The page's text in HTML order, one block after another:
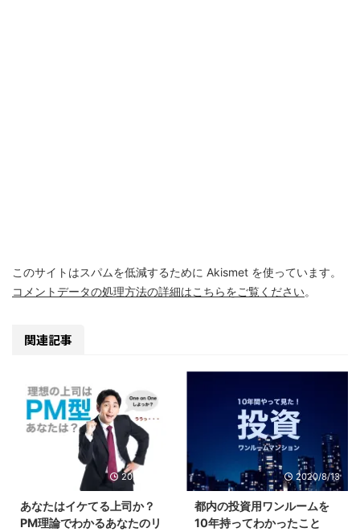
このサイトはスパムを低減するために Akismet を使っています。
コメントデータの処理方法の詳細はこちらをご覧ください。
関連記事
2020/9/10
あなたはイケてる上司か？
PM理論でわかるあなたのリ
2020/8/13
都内の投資用ワンルームを
10年持ってわかったこと